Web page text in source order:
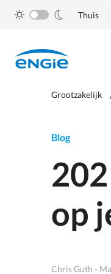
Thuis
Je
Grootzakelijk
Blog
op
Chris Guth -